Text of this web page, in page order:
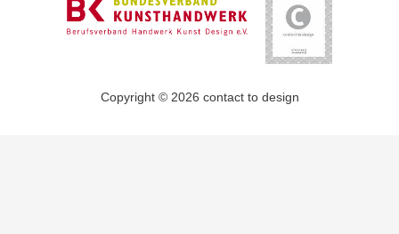
Copyright © 2026 contact to design